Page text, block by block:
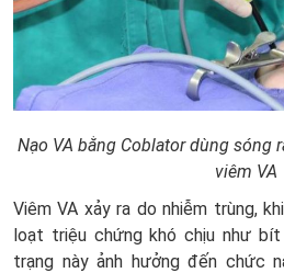
Nạo VA bằng Coblator dùng sóng
viêm VA
Viêm VA xảy ra do nhiễm trùng,
loạt triệu chứng khó chịu như
trạng này ảnh hưởng đến chức